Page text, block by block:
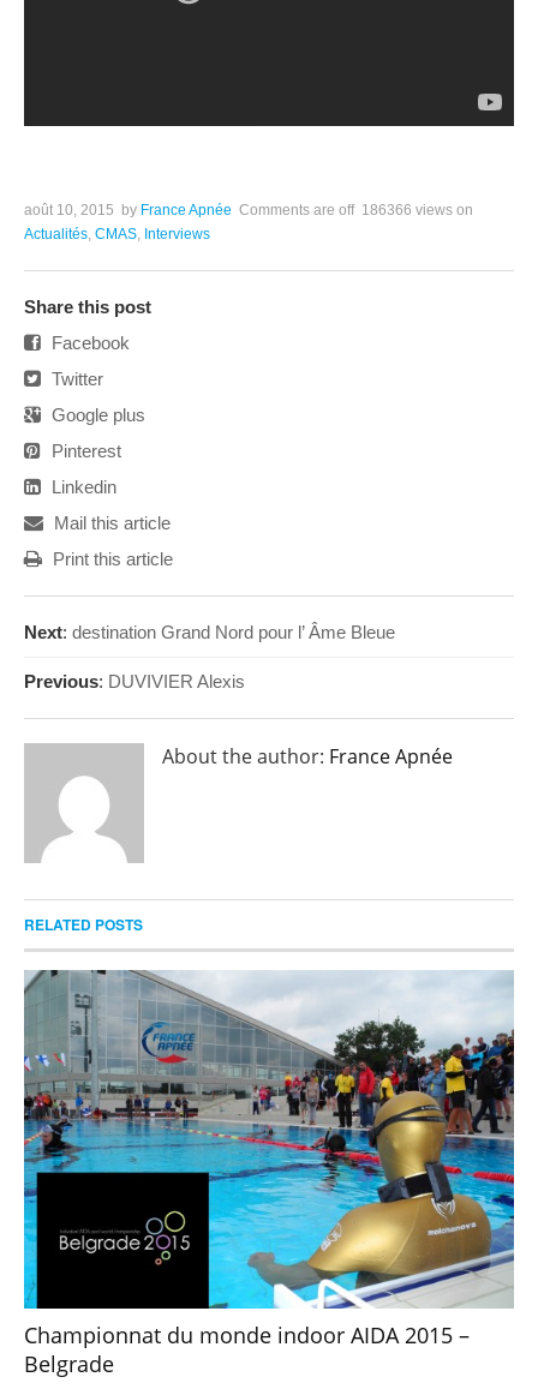
août 10, 2015 by France Apnée Comments are off 186366 views on
Actualités CMAS Interviews
Share this post
Facebook
Twitter
Google plus
Pinterest
Linkedin
Mail this article
Print this article
Next: destination Grand Nord pour l’ Âme Bleue
Previous: DUVIVIER Alexis
About the author: France Apnée
RELATED POSTS
Championnat du monde indoor AIDA 2015 –
Belgrade